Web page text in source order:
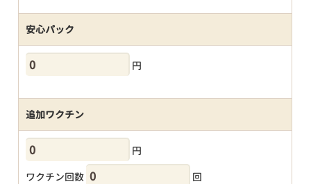
安心パック
円
追加ワクチン
円
ワクチン回数
回